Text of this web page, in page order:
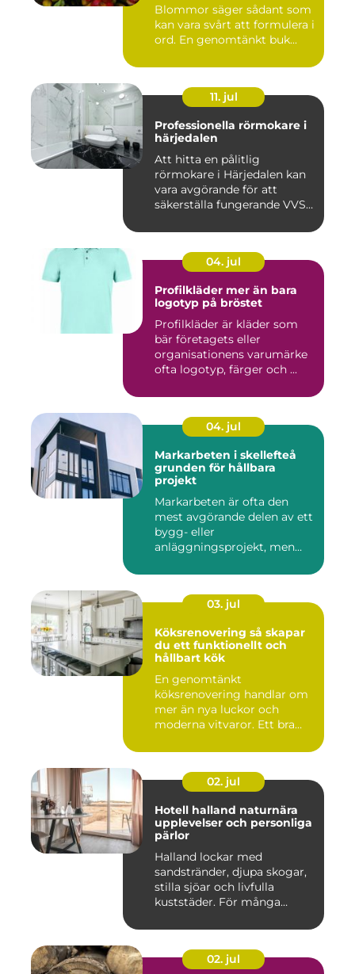
Blommor säger sådant som
kan vara svårt att formulera i
ord. En genomtänkt buk...
11. jul
Professionella rörmokare i
härjedalen
Att hitta en pålitlig
rörmokare i Härjedalen kan
vara avgörande för att
säkerställa fungerande VVS-
04. jul
Profilkläder mer än bara
logotyp på bröstet
Profilkläder är kläder som
bär företagets eller
organisationens varumärke
ofta logotyp, färger och ...
04. jul
Markarbeten i skellefteå
grunden för hållbara
projekt
Markarbeten är ofta den
mest avgörande delen av ett
bygg- eller
anläggningsprojekt, men
03. jul
Köksrenovering så skapar
du ett funktionellt och
hållbart kök
En genomtänkt
köksrenovering handlar om
mer än nya luckor och
moderna vitvaror. Ett bra
02. jul
Hotell halland naturnära
upplevelser och personliga
pärlor
Halland lockar med
sandstränder, djupa skogar,
stilla sjöar och livfulla
kuststäder. För många
02. jul